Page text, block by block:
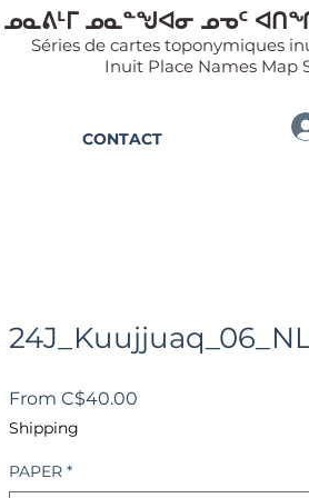
ᓄᓇᕕᒻᒥ ᓄᓇᓐᖑᐊᓂ ᓄᓀᑦ
Séries de cartes toponymiques
Inuit Place Names Map
CONTACT
From C$40.00
Shipping
PAPER *